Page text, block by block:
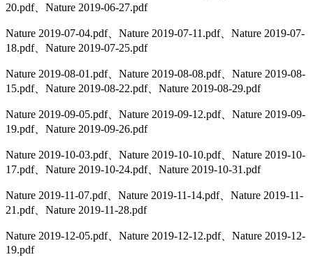
20.pdf、Nature 2019-06-27.pdf
Nature 2019-07-04.pdf、Nature 2019-07-11.pdf、Nature 2019-07-
18.pdf、Nature 2019-07-25.pdf
Nature 2019-08-01.pdf、Nature 2019-08-08.pdf、Nature 2019-08-
15.pdf、Nature 2019-08-22.pdf、Nature 2019-08-29.pdf
Nature 2019-09-05.pdf、Nature 2019-09-12.pdf、Nature 2019-09-
19.pdf、Nature 2019-09-26.pdf
Nature 2019-10-03.pdf、Nature 2019-10-10.pdf、Nature 2019-10-
17.pdf、Nature 2019-10-24.pdf、Nature 2019-10-31.pdf
Nature 2019-11-07.pdf、Nature 2019-11-14.pdf、Nature 2019-11-
21.pdf、Nature 2019-11-28.pdf
Nature 2019-12-05.pdf、Nature 2019-12-12.pdf、Nature 2019-12-
19.pdf